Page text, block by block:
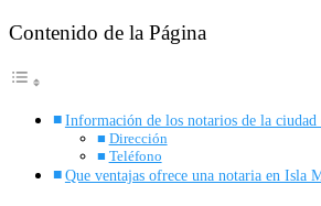
Contenido de la Página
Información de los notarios de la ciudad
Dirección
Teléfono
Que ventajas ofrece una notaria en Isla